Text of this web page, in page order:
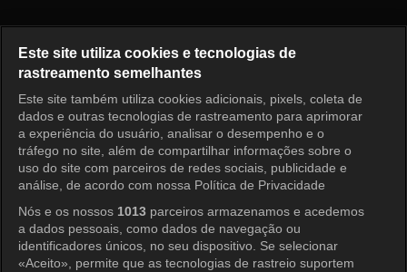
Entrar
Este site utiliza cookies e tecnologias de
rastreamento semelhantes
Este site também utiliza cookies adicionais, pixels, coleta de
dados e outras tecnologias de rastreamento para aprimorar
a experiência do usuário, analisar o desempenho e o
tráfego no site, além de compartilhar informações sobre o
uso do site com parceiros de redes sociais, publicidade e
análise, de acordo com nossa Política de Privacidade
Nós e os nossos 1013 parceiros armazenamos e acedemos
a dados pessoais, como dados de navegação ou
identificadores únicos, no seu dispositivo. Se selecionar
«Aceito», permite que as tecnologias de rastreio suportem